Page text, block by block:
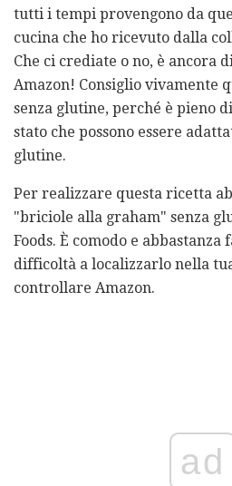
tutti i tempi provengono da
cucina che ho ricevuto dalla
Che ci crediate o no, è ancora
Amazon! Consiglio vivamente
senza glutine, perché è pieno
stato che possono essere
glutine.
Per realizzare questa ricetta
"briciole alla graham" senza
Foods. È comodo e
difficoltà a localizzarlo nella
controllare Amazon.
ad